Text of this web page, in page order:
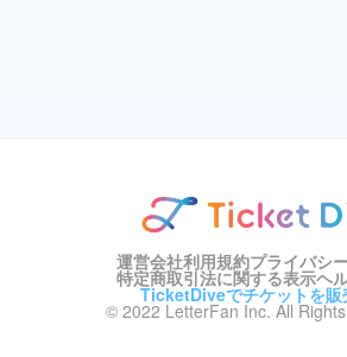
運営会社利用規約プライバシ
特定商取引法に関する表示ヘ
TicketDiveでチケットを販
© 2022 LetterFan Inc. All